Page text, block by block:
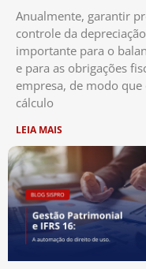
Anualmente, garantir
controle da
importante para o
e para as obrigações
empresa, de modo que
cálculo
LEIA MAIS